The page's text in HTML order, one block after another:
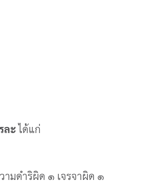
ละได้แก่
มดำริผิด ๑ เจรจาผิด ๑